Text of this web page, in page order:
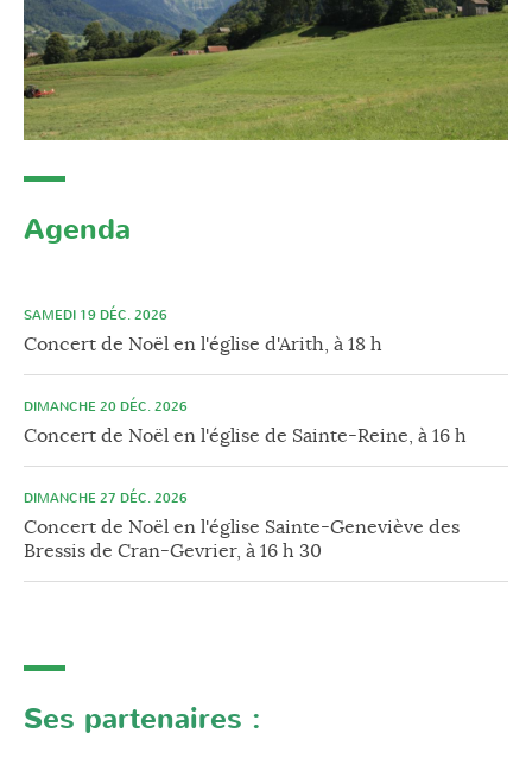
Agenda
SAMEDI 19 DÉC. 2026
Concert de Noël en l'église d'Arith, à 18 h
DIMANCHE 20 DÉC. 2026
Concert de Noël en l'église de Sainte-Reine, à 16 h
DIMANCHE 27 DÉC. 2026
Concert de Noël en l'église Sainte-Geneviève des
Bressis de Cran-Gevrier, à 16 h 30
Ses partenaires :